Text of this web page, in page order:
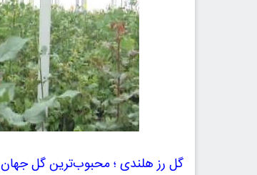
گل رز هلندی ؛ محبوب‌ترین گل جهان